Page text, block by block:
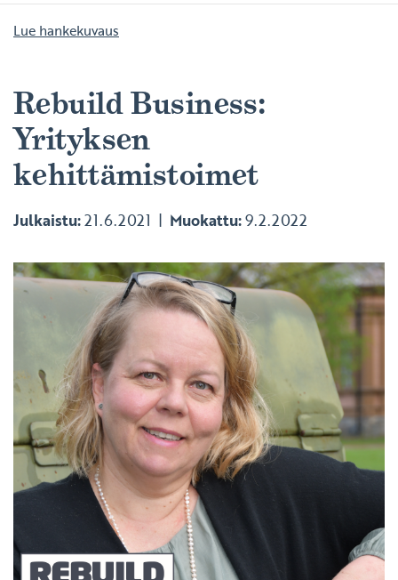
Lue hankekuvaus
Rebuild Business:
Yrityksen
kehittämistoimet
Julkaistu:21.6.2021 Muokattu:9.2.2022